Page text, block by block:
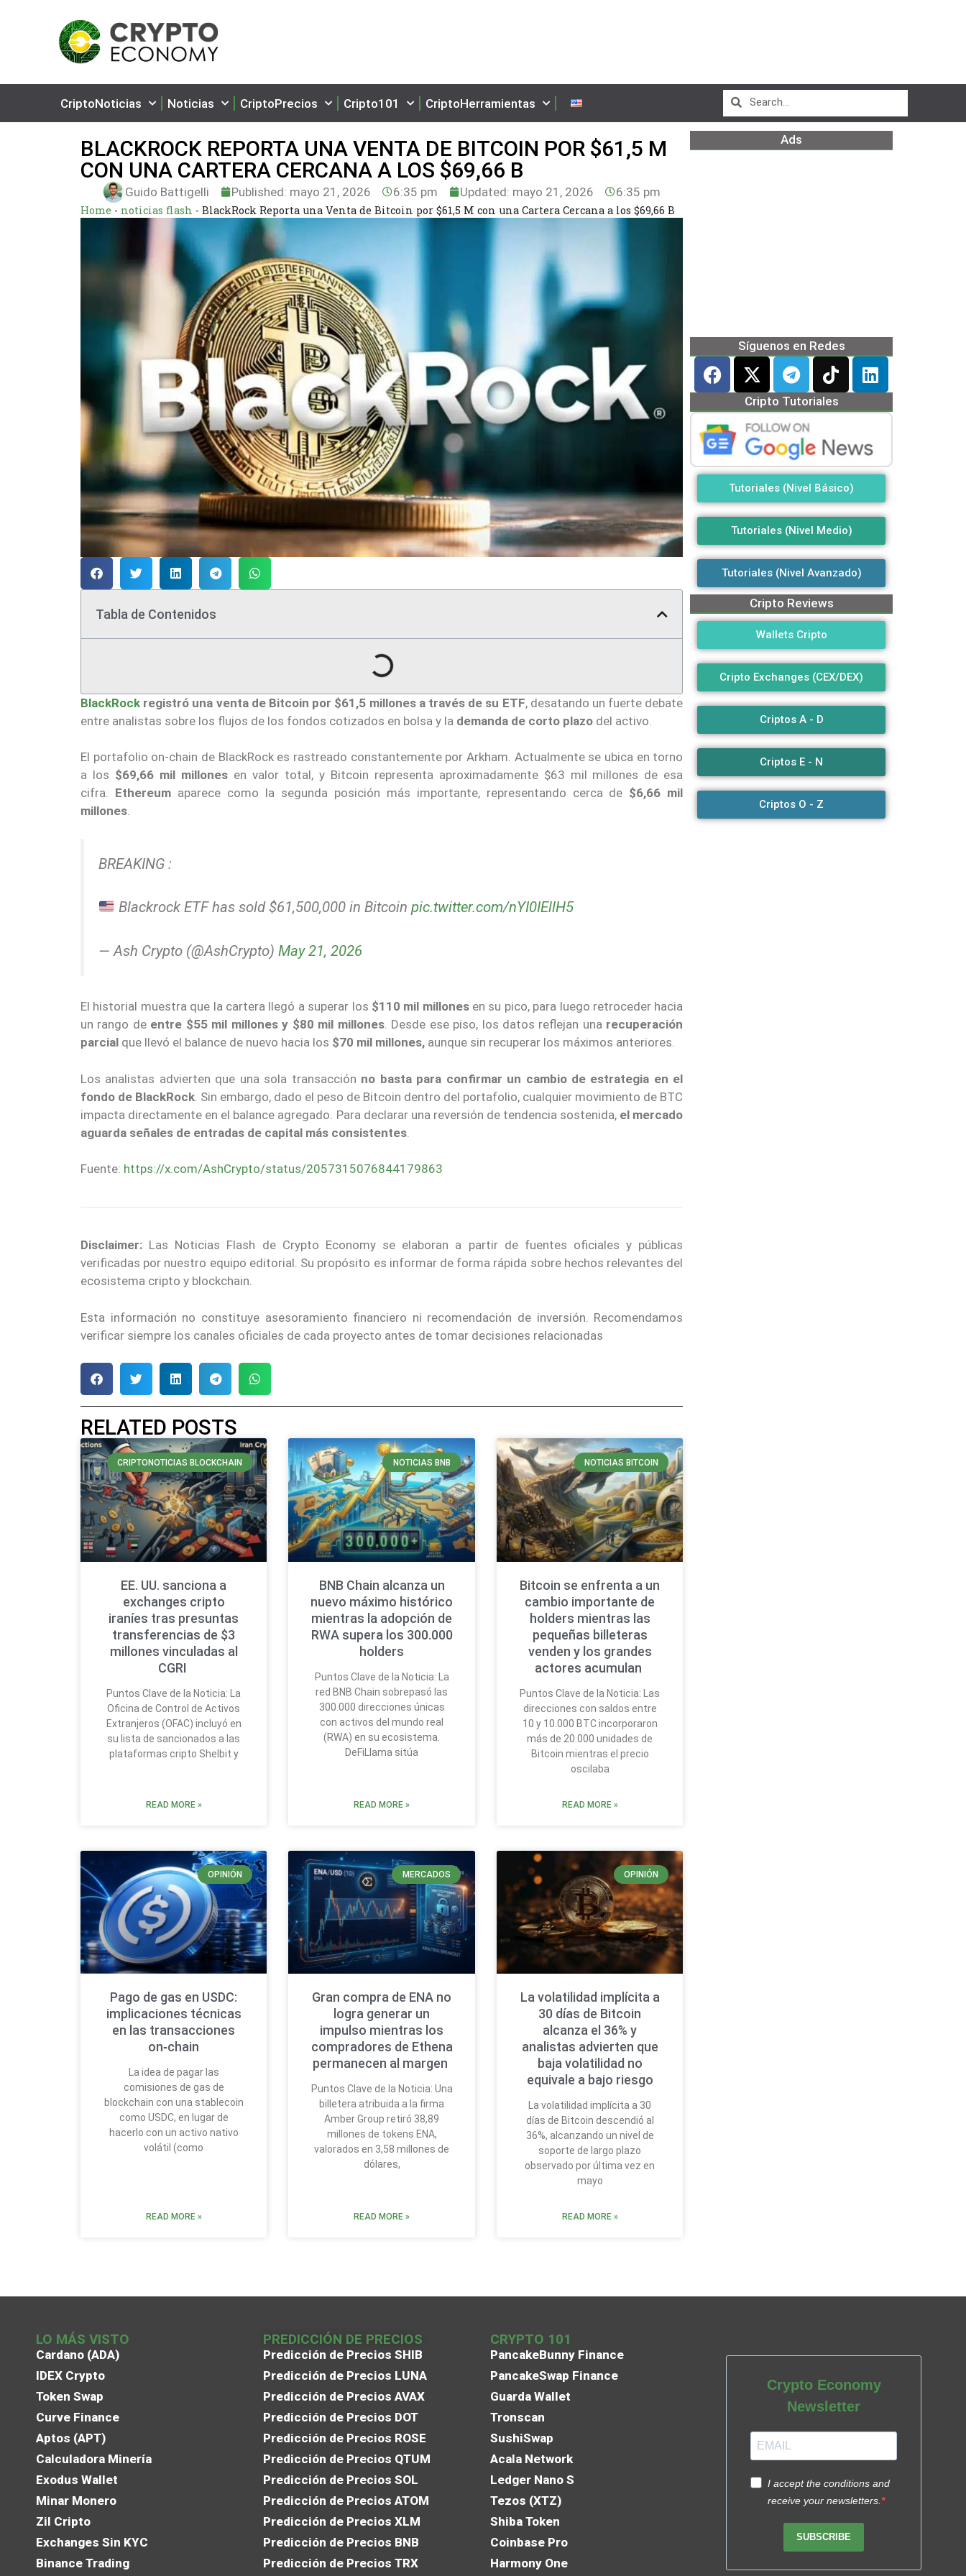
CriptoNoticias Noticias CriptoPrecios Cripto101 CriptoHerramientas
BLACKROCK REPORTA UNA VENTA DE BITCOIN POR $61,5 M
CON UNA CARTERA CERCANA A LOS $69,66 B
Guido Battigelli Published: mayo 21, 2026 6:35 pm Updated: mayo 21, 2026 6:35 pm
Home - noticias flash - BlackRock Reporta una Venta de Bitcoin por $61,5 M con una Cartera Cercana a los $69,66 B
Tabla de Contenidos
BlackRock registró una venta de Bitcoin por $61,5 millones a través de su ETF, desatando un fuerte debate
entre analistas sobre los flujos de los fondos cotizados en bolsa y la demanda de corto plazo del activo.
El portafolio on-chain de BlackRock es rastreado constantemente por Arkham. Actualmente se ubica en torno
a los $69,66 mil millonesen valor total, y Bitcoin representa aproximadamente $63 mil millones de esa
cifra. Ethereum aparece como la segunda posición más importante, representando cerca de $6,66 mil
millones.
BREAKING :
Blackrock ETF has sold $61,500,000 in Bitcoinpic.twitter.com/nYI0IEllH5
— Ash Crypto (@AshCrypto) May 21, 2026
El historial muestra que la cartera llegó a superar los $110 mil millonesen su pico, para luego retroceder hacia
un rango de entre $55 mil millones y $80 mil millones. Desde ese piso, los datos reflejan una recuperación
parcial que llevó el balance de nuevo hacia los $70 mil millones, aunque sin recuperar los máximos anteriores.
Los analistas advierten que una sola transacción no basta para confirmar un cambio de estrategia en el
fondo de BlackRock . Sin embargo, dado el peso de Bitcoin dentro del portafolio, cualquier movimiento de BTC
impacta directamente en el balance agregado. Para declarar una reversión de tendencia sostenida, el mercado
aguarda señales de entradas de capital más consistentes
Fuente: https://x.com/AshCrypto/status/2057315076844179863
Disclaimer: Las Noticias Flash de Crypto Economy se elaboran a partir de fuentes oficiales y públicas
verificadas por nuestro equipo editorial. Su propósito es informar de forma rápida sobre hechos relevantes del
ecosistema cripto y blockchain.
Esta información no constituye asesoramiento financiero ni recomendación de inversión. Recomendamos
verificar siempre los canales oficiales de cada proyecto antes de tomar decisiones relacionadas
RELATED POSTS
CRIPTONOTICIAS BLOCKCHAIN
EE. UU. sanciona a
exchanges cripto
iraníes tras presuntas
transferencias de $3
millones vinculadas al
CGRI
Puntos Clave de la Noticia: La
Oficina de Control de Activos
Extranjeros (OFAC) incluyó en
su lista de sancionados a las
plataformas cripto Shelbit y
READ MORE »
NOTICIAS BNB
BNB Chain alcanza un
nuevo máximo histórico
mientras la adopción de
RWA supera los 300.000
holders
Puntos Clave de la Noticia: La
red BNB Chain sobrepasó las
300.000 direcciones únicas
con activos del mundo real
(RWA) en su ecosistema.
DeFiLlama sitúa
READ MORE »
NOTICIAS BITCOIN
Bitcoin se enfrenta a un
cambio importante de
holders mientras las
pequeñas billeteras
venden y los grandes
actores acumulan
Puntos Clave de la Noticia: Las
direcciones con saldos entre
10 y 10.000 BTC incorporaron
más de 20.000 unidades de
Bitcoin mientras el precio
oscilaba
READ MORE »
OPINIÓN
Pago de gas en USDC:
implicaciones técnicas
en las transacciones
on‑chain
La idea de pagar las
comisiones de gas de
blockchain con una stablecoin
como USDC, en lugar de
hacerlo con un activo nativo
volátil (como
READ MORE »
MERCADOS
Gran compra de ENA no
logra generar un
impulso mientras los
compradores de Ethena
permanecen al margen
Puntos Clave de la Noticia: Una
billetera atribuida a la firma
Amber Group retiró 38,89
millones de tokens ENA,
valorados en 3,58 millones de
dólares,
READ MORE »
OPINIÓN
La volatilidad implícita a
30 días de Bitcoin
alcanza el 36% y
analistas advierten que
baja volatilidad no
equivale a bajo riesgo
La volatilidad implícita a 30
días de Bitcoin descendió al
36%, alcanzando un nivel de
soporte de largo plazo
observado por última vez en
mayo
READ MORE »
Ads
Síguenos en Redes
Cripto Tutoriales
Tutoriales (Nivel Básico)
Tutoriales (Nivel Medio)
Tutoriales (Nivel Avanzado)
Cripto Reviews
Wallets Cripto
Cripto Exchanges (CEX/DEX)
Criptos A - D
Criptos E - N
Criptos O - Z
LO MÁS VISTO
Cardano (ADA)
IDEX Crypto
Token Swap
Curve Finance
Aptos (APT)
Calculadora Minería
Exodus Wallet
Minar Monero
Zil Cripto
Exchanges Sin KYC
Binance Trading
PREDICCIÓN DE PRECIOS
Predicción de Precios SHIB
Predicción de Precios LUNA
Predicción de Precios AVAX
Predicción de Precios DOT
Predicción de Precios ROSE
Predicción de Precios QTUM
Predicción de Precios SOL
Predicción de Precios ATOM
Predicción de Precios XLM
Predicción de Precios BNB
Predicción de Precios TRX
CRYPTO 101
PancakeBunny Finance
PancakeSwap Finance
Guarda Wallet
Tronscan
SushiSwap
Acala Network
Ledger Nano S
Tezos (XTZ)
Shiba Token
Coinbase Pro
Harmony One
Crypto Economy
Newsletter
I accept the conditions and
receive your newsletters.
SUBSCRIBE